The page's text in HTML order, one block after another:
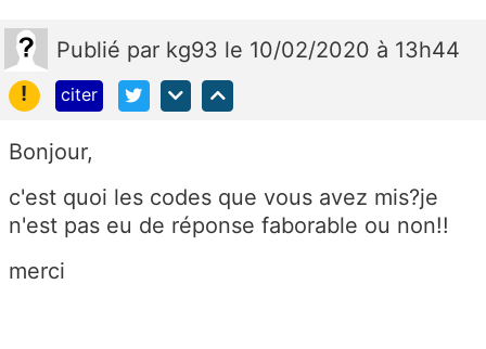
Publié par kg93 le 10/02/2020 à 13h44
!
citer
Bonjour,
c'est quoi les codes que vous avez mis?je
n'est pas eu de réponse faborable ou non!!
merci